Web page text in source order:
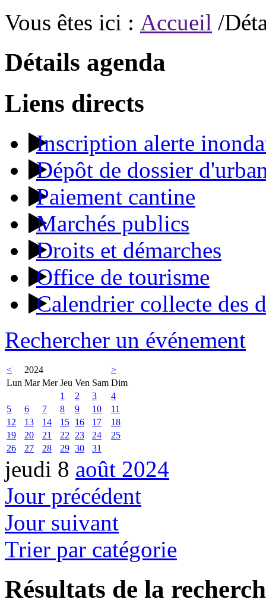
Vous êtes ici : Accueil /
Détails agenda
Liens directs
Inscription alerte
Dépôt de dossier
Paiement cantine
Marchés publics
Droits et démarches
Office de tourisme
Calendrier collecte des
Rechercher un événement
< 2024
>
Lun Mar Mer Jeu Ven Sam Dim
1
2 3
4
5
6 7 8 9 10
11
12
13 14 15 16 17
18
19
20 21 22 23 24
25
26
27 28 29 30 31
jeudi 8 août 2024
Jour précédent
Jour suivant
Trier par catégorie
Résultats de la